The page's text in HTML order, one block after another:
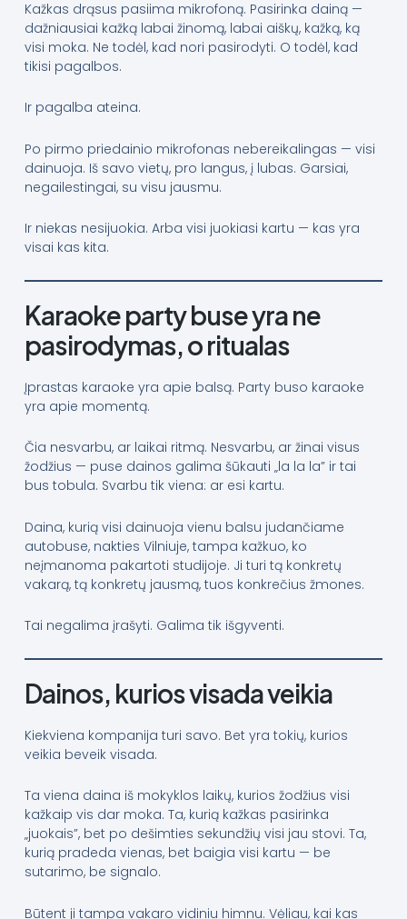
Kažkas drąsus pasiima mikrofoną. Pasirinka dainą —
dažniausiai kažką labai žinomą, labai aiškų, kažką, ką
visi moka. Ne todėl, kad nori pasirodyti. O todėl, kad
tikisi pagalbos.
Ir pagalba ateina.
Po pirmo priedainio mikrofonas nebereikalingas — visi
dainuoja. Iš savo vietų, pro langus, į lubas. Garsiai,
negailestingai, su visu jausmu.
Ir niekas nesijuokia. Arba visi juokiasi kartu — kas yra
visai kas kita.
Karaoke party buse yra ne
pasirodymas, o ritualas
Įprastas karaoke yra apie balsą. Party buso karaoke
yra apie momentą.
Čia nesvarbu, ar laikai ritmą. Nesvarbu, ar žinai visus
žodžius — puse dainos galima šūkauti „la la la” ir tai
bus tobula. Svarbu tik viena: ar esi kartu.
Daina, kurią visi dainuoja vienu balsu judančiame
autobuse, nakties Vilniuje, tampa kažkuo, ko
neįmanoma pakartoti studijoje. Ji turi tą konkretų
vakarą, tą konkretų jausmą, tuos konkrečius žmones.
Tai negalima įrašyti. Galima tik išgyventi.
Dainos, kurios visada veikia
Kiekviena kompanija turi savo. Bet yra tokių, kurios
veikia beveik visada.
Ta viena daina iš mokyklos laikų, kurios žodžius visi
kažkaip vis dar moka. Ta, kurią kažkas pasirinka
„juokais”, bet po dešimties sekundžių visi jau stovi. Ta,
kurią pradeda vienas, bet baigia visi kartu — be
sutarimo, be signalo.
Būtent ji tampa vakaro vidiniu himnu. Vėliau, kai kas